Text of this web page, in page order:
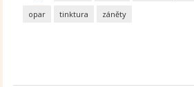
opar tinktura záněty